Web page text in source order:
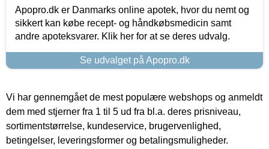
Apopro.dk er Danmarks online apotek, hvor du nemt og
sikkert kan købe recept- og håndkøbsmedicin samt
andre apoteksvarer. Klik her for at se deres udvalg.
Se udvalget på Apopro.dk
Vi har gennemgået de mest populære webshops og anmeldt
dem med stjerner fra 1 til 5 ud fra bl.a. deres prisniveau,
sortimentstørrelse, kundeservice, brugervenlighed,
betingelser, leveringsformer og betalingsmuligheder.